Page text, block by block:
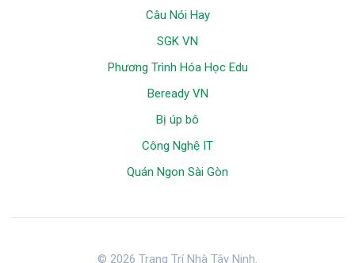
Câu Nói Hay
SGK VN
Phương Trình Hóa Học Edu
Beready VN
Bị úp bô
Công Nghệ IT
Quán Ngon Sài Gòn
© 2026 Trang Trí Nhà Tây Ninh.